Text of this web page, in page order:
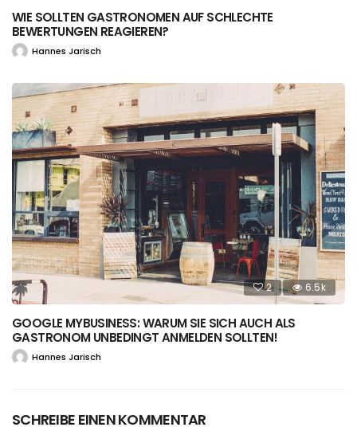
WIE SOLLTEN GASTRONOMEN AUF SCHLECHTE
BEWERTUNGEN REAGIEREN?
Hannes Jarisch
2 6.5k
GOOGLE MYBUSINESS: WARUM SIE SICH AUCH ALS
GASTRONOM UNBEDINGT ANMELDEN SOLLTEN!
Hannes Jarisch
SCHREIBE EINEN KOMMENTAR